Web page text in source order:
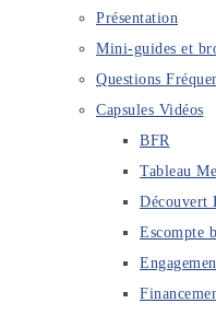
Présentation
Mini-guides et
Questions
Capsules Vidéos
BFR
Tableau
Découvert
Escompte